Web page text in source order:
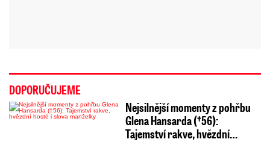
DOPORUČUJEME
Nejsilnější momenty z pohřbu
Glena Hansarda (†56):
Tajemství rakve, hvězdní…